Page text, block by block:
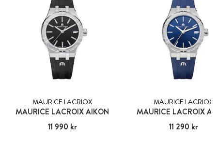
MAURICE LACRIOX
MAURICE LACROIX AIKON
Pris:11 990 kr
11 990 kr
MAURICE LACRIOX
MAURICE LACROIX
Pris:11 290 kr
11 290 kr